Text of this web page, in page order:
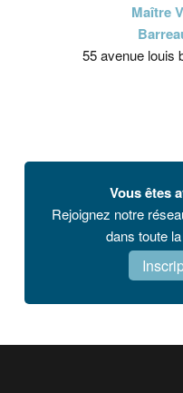
Maître
55 avenue louis
Vous êtes
Rejoignez notre
dans toute